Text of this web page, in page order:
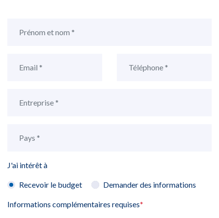
J'ai intérêt à
Recevoir le budget Demander des informations
Informations complémentaires requises*